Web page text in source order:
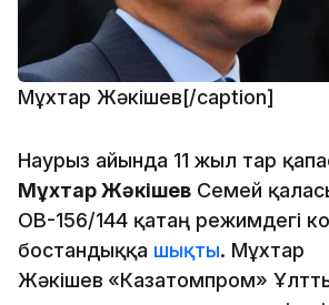
Мұхтар Жәкішев[/caption]
Наурыз айында 11 жыл тар
Мұхтар Жәкішев Семей
ОВ-156/144 қатаң режимдегі
бостандыққа шықты. Мұхтар
Жәкішев «Казатомпром»